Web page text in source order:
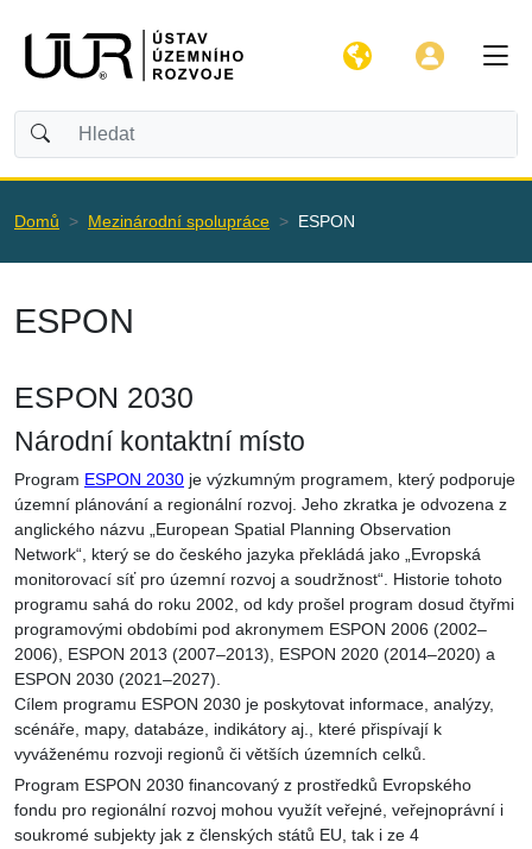
Domů Mezinárodní spolupráce ESPON
ESPON
ESPON 2030
Národní kontaktní místo
Program ESPON 2030 je výzkumným programem, který podporuje
územní plánování a regionální rozvoj. Jeho zkratka je odvozena z
anglického názvu „European Spatial Planning Observation
Network“, který se do českého jazyka překládá jako „Evropská
monitorovací síť pro územní rozvoj a soudržnost“. Historie tohoto
programu sahá do roku 2002, od kdy prošel program dosud čtyřmi
programovými obdobími pod akronymem ESPON 2006 (2002–
2006), ESPON 2013 (2007–2013), ESPON 2020 (2014–2020) a
ESPON 2030 (2021–2027).
Cílem programu ESPON 2030 je poskytovat informace, analýzy,
scénáře, mapy, databáze, indikátory aj., které přispívají k
vyváženému rozvoji regionů či větších územních celků.
Program ESPON 2030 financovaný z prostředků Evropského
fondu pro regionální rozvoj mohou využít veřejné, veřejnoprávní i
soukromé subjekty jak z členských států EU, tak i ze 4